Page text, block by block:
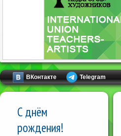
ВКонтакте Telegram
С днём
рождения!